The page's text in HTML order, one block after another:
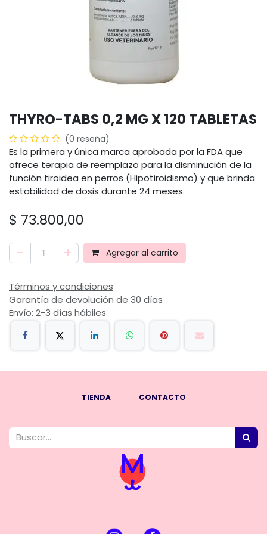
THYRO-TABS 0,2 MG X 120 TABLETAS
(0 reseña)
Es la primera y única marca aprobada por la FDA que
ofrece terapia de reemplazo para la disminución de la
función tiroidea en perros (Hipotiroidismo) y que brinda
estabilidad de dosis durante 24 meses.
$ 73.800,00
Agregar al carrito
Términos y condiciones
Garantía de devolución de 30 días
Envío: 2-3 días hábiles
TIENDA CONTACTO